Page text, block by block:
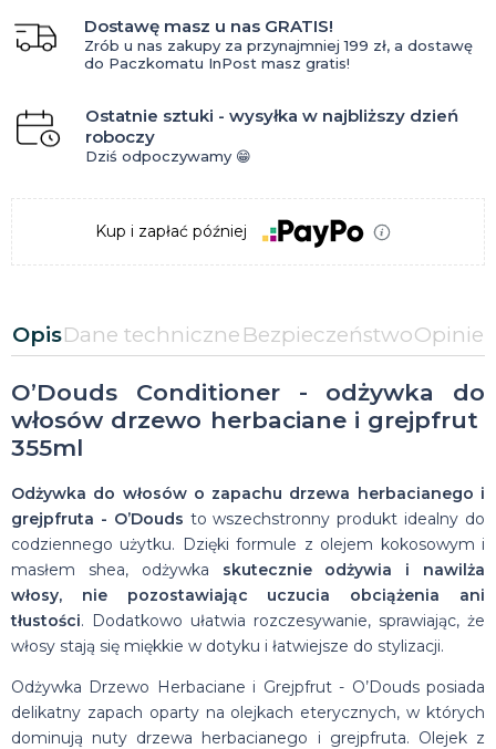
Dostawę masz u nas GRATIS!
Zrób u nas zakupy za przynajmniej 199 zł, a dostawę
do Paczkomatu InPost masz gratis!
Ostatnie sztuki - wysyłka w najbliższy dzień
roboczy
Dziś odpoczywamy 😁
Kup i zapłać później
OpisDane techniczne BezpieczeństwoOpinie
O’Douds Conditioner - odżywka do
włosów drzewo herbaciane i grejpfrut
355ml
Odżywka do włosów o zapachu drzewa herbacianego i
grejpfruta - O’Douds to wszechstronny produkt idealny do
codziennego użytku. Dzięki formule z olejem kokosowym i
masłem shea, odżywka skutecznie odżywia i nawilża
włosy, nie pozostawiając uczucia obciążenia ani
tłustości. Dodatkowo ułatwia rozczesywanie, sprawiając, że
włosy stają się miękkie w dotyku i łatwiejsze do stylizacji.
Odżywka Drzewo Herbaciane i Grejpfrut - O’Douds posiada
delikatny zapach oparty na olejkach eterycznych, w których
dominują nuty drzewa herbacianego i grejpfruta. Olejek z